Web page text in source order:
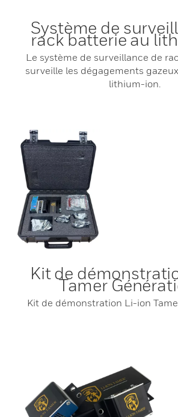
Système de
rack batterie au
Le système de surveillance de
surveille les dégagements
lithium-ion.
Kit de
Tamer
Kit de démonstration Li-ion